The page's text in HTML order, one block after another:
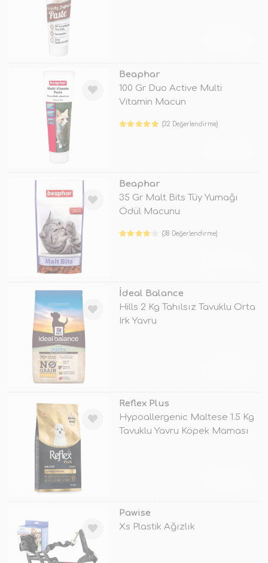
Beaphar
100 Gr Duo Active Multi
Vitamin Macun
(32 Değerlendirme)
Beaphar
35 Gr Malt Bits Tüy Yumağı
Ödül Macunu
(38 Değerlendirme)
İdeal Balance
Hills 2 Kg Tahılsız Tavuklu Orta
Irk Yavru
Reflex Plus
Hypoallergenic Maltese 1.5 Kg
Tavuklu Yavru Köpek Maması
Pawise
Xs Plastik Ağızlık